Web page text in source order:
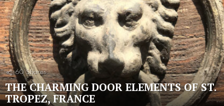
60 Shares
THE CHARMING DOOR ELEMENTS OF ST.
TROPEZ, FRANCE